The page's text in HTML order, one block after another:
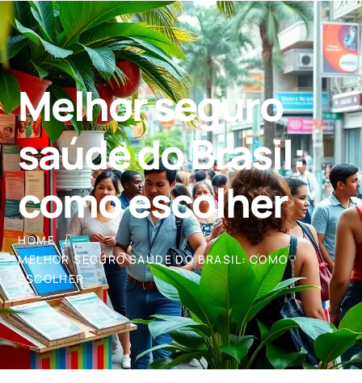
Melhor seguro
saúde do Brasil:
como escolher
HOME
MELHOR SEGURO SAÚDE DO BRASIL: COMO
ESCOLHER